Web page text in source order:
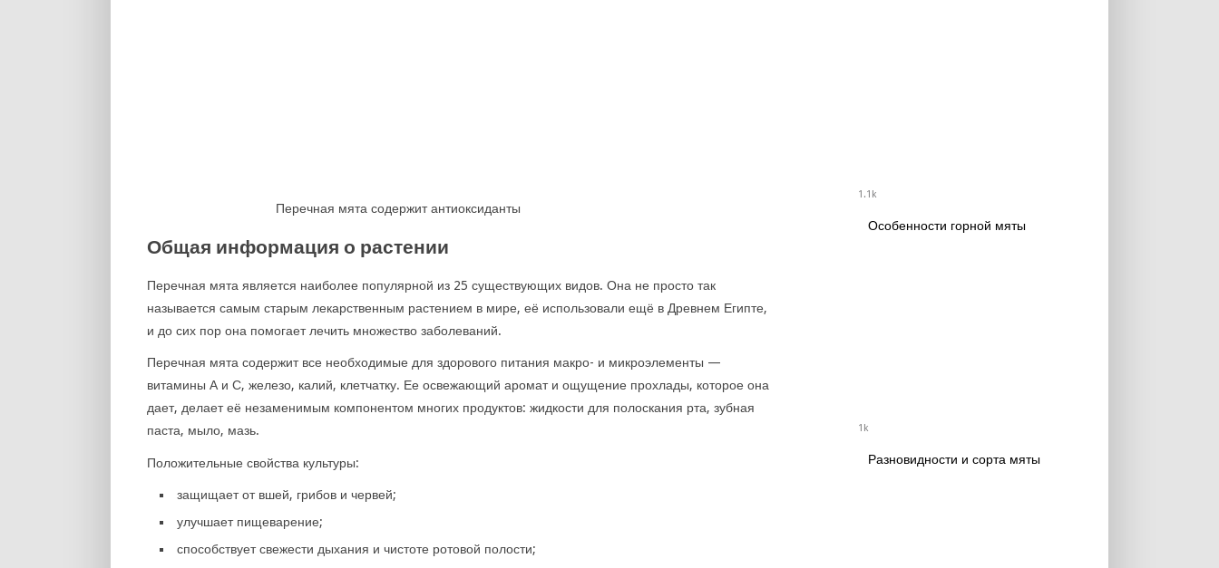
Перечная мята содержит антиоксиданты
Общая информация о растении
Перечная мята является наиболее популярной из 25 существующих видов. Она не просто так
называется самым старым лекарственным растением в мире, её использовали ещё в Древнем Египте,
и до сих пор она помогает лечить множество заболеваний.
Перечная мята содержит все необходимые для здорового питания макро- и микроэлементы —
витамины А и С, железо, калий, клетчатку. Ее освежающий аромат и ощущение прохлады, которое она
дает, делает её незаменимым компонентом многих продуктов: жидкости для полоскания рта, зубная
паста, мыло, мазь.
Положительные свойства культуры:
защищает от вшей, грибов и червей;
улучшает пищеварение;
способствует свежести дыхания и чистоте ротовой полости;
1.1k
Особенности горной мяты
1k
Разновидности и сорта мяты